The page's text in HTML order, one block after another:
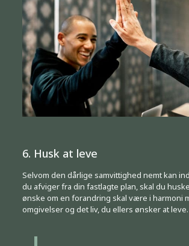
6. Husk at leve
Selvom den dårlige samvittighed nemt kan
du afviger fra din fastlagte plan, skal du
ønske om en forandring skal være i harmoni
omgivelser og det liv, du ellers ønsker at leve.